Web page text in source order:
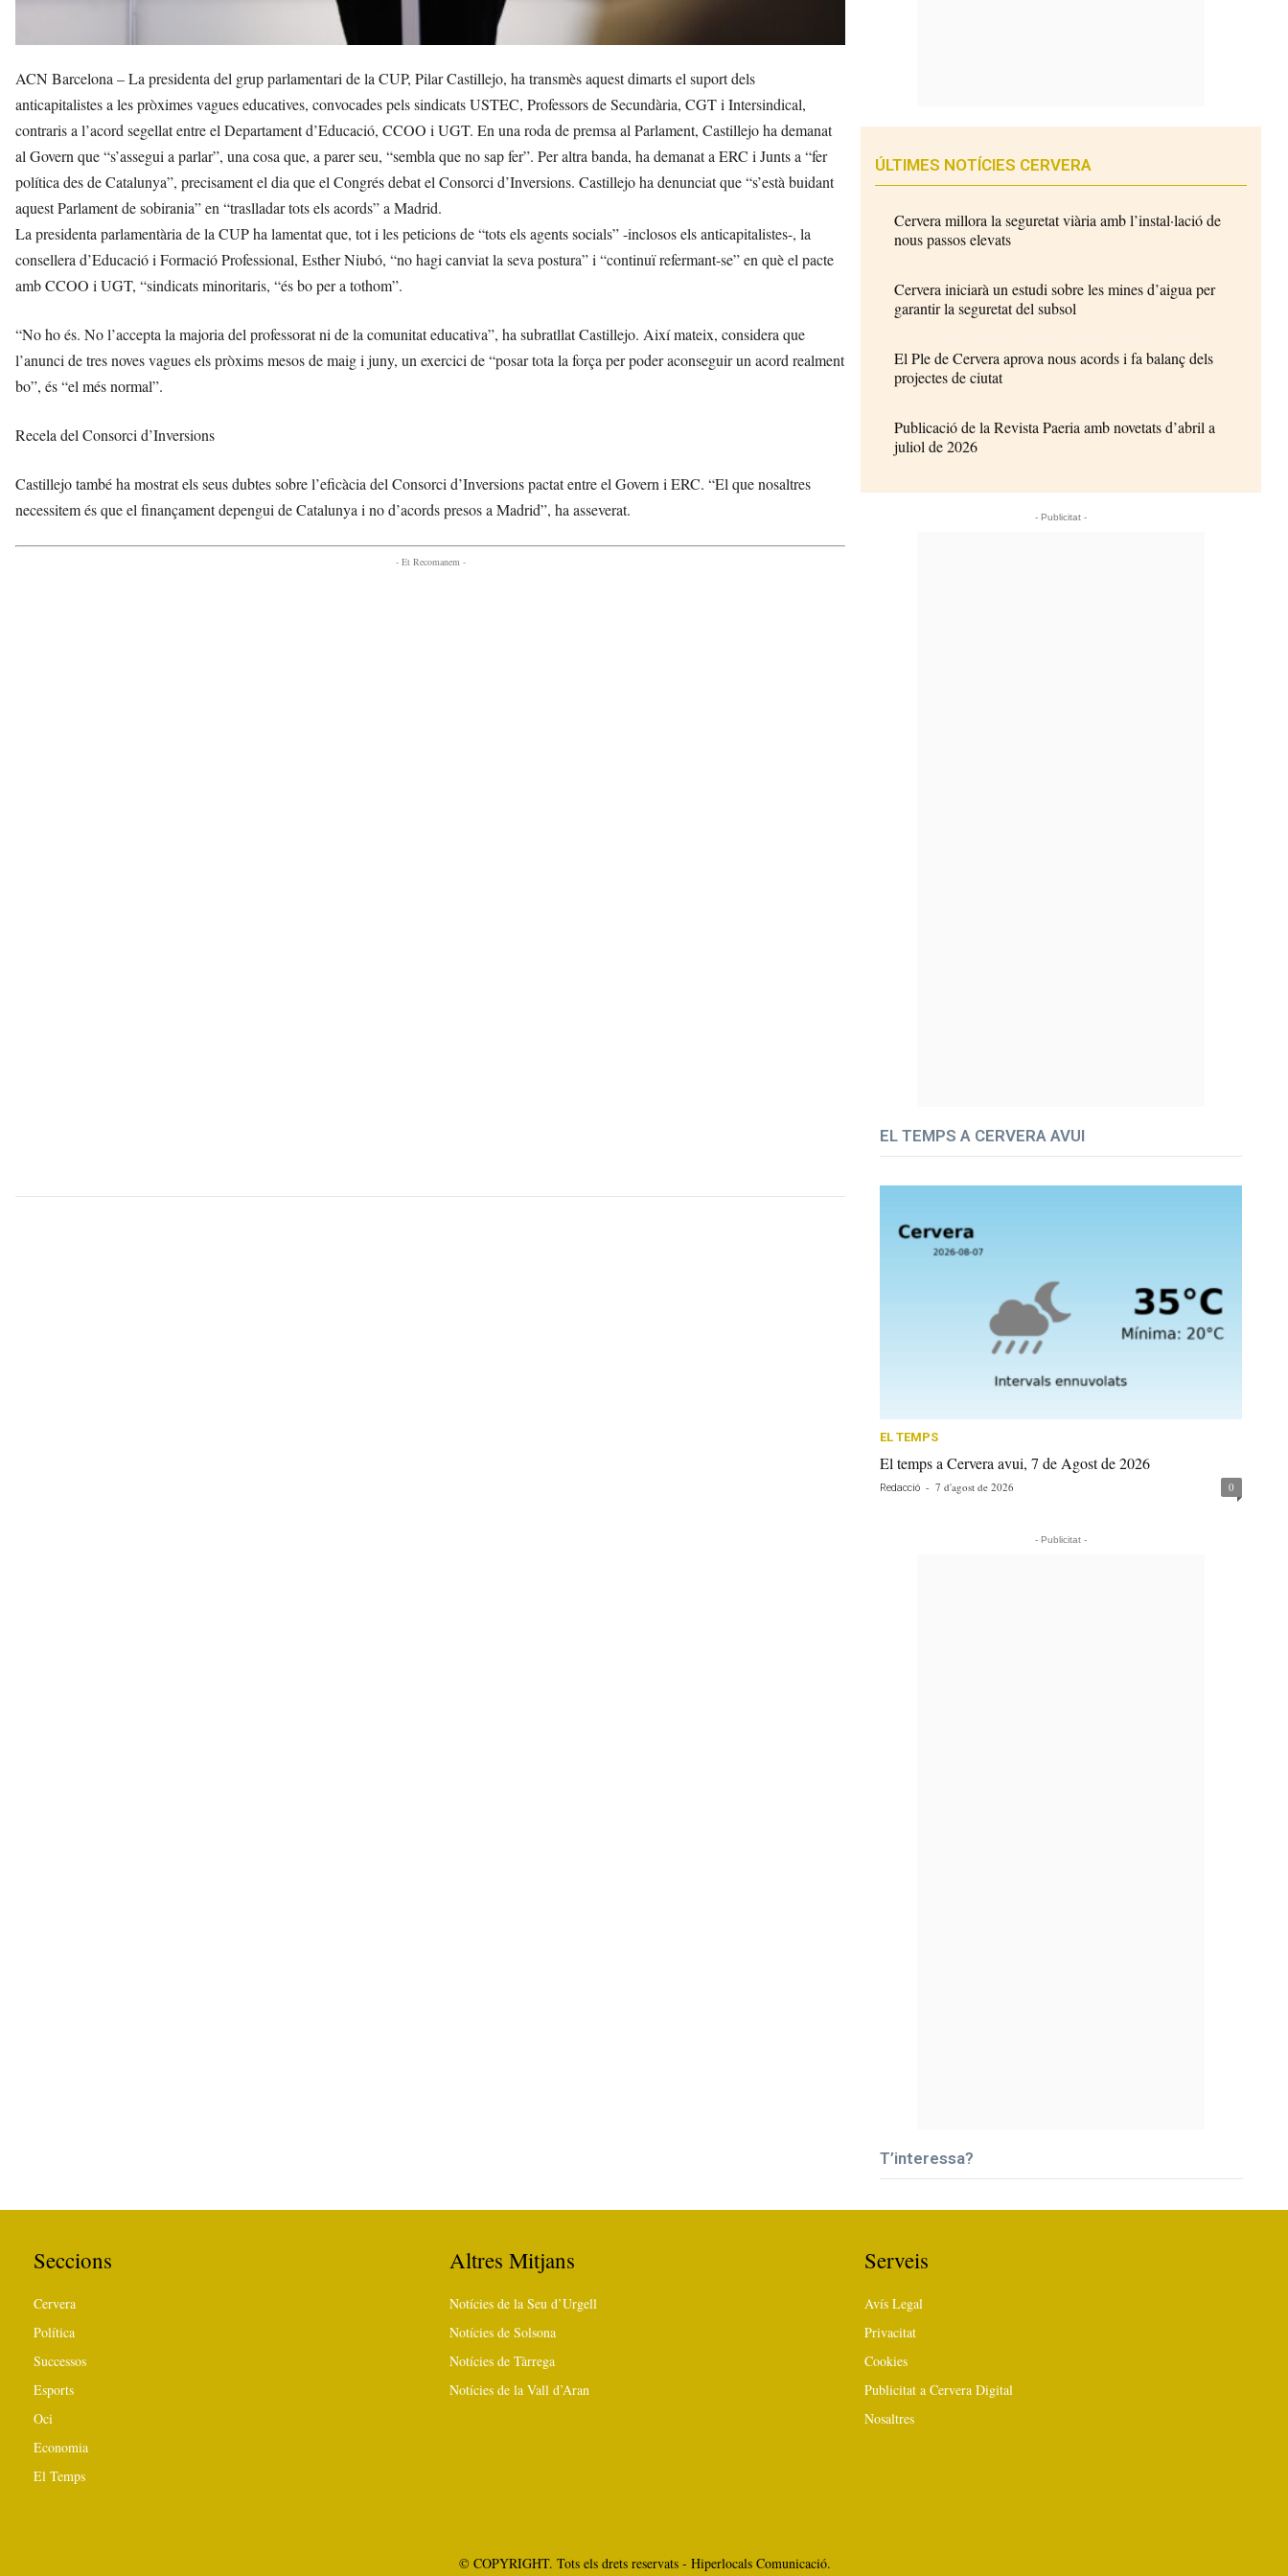
ACN Barcelona – La presidenta del grup parlamentari de la CUP, Pilar Castillejo, ha transmès aquest dimarts el suport dels
anticapitalistes a les pròximes vagues educatives, convocades pels sindicats USTEC, Professors de Secundària, CGT i Intersindical,
contraris a l’acord segellat entre el Departament d’Educació, CCOO i UGT. En una roda de premsa al Parlament, Castillejo ha demanat
al Govern que “s’assegui a parlar”, una cosa que, a parer seu, “sembla que no sap fer”. Per altra banda, ha demanat a ERC i Junts a “fer
política des de Catalunya”, precisament el dia que el Congrés debat el Consorci d’Inversions. Castillejo ha denunciat que “s’està buidant
aquest Parlament de sobirania” en “traslladar tots els acords” a Madrid.
La presidenta parlamentària de la CUP ha lamentat que, tot i les peticions de “tots els agents socials” -inclosos els anticapitalistes-, la
consellera d’Educació i Formació Professional, Esther Niubó, “no hagi canviat la seva postura” i “continuï refermant-se” en què el pacte
amb CCOO i UGT, “sindicats minoritaris, “és bo per a tothom”.
“No ho és. No l’accepta la majoria del professorat ni de la comunitat educativa”, ha subratllat Castillejo. Així mateix, considera que
l’anunci de tres noves vagues els pròxims mesos de maig i juny, un exercici de “posar tota la força per poder aconseguir un acord realment
bo”, és “el més normal”.
Recela del Consorci d’Inversions
Castillejo també ha mostrat els seus dubtes sobre l’eficàcia del Consorci d’Inversions pactat entre el Govern i ERC. “El que nosaltres
necessitem és que el finançament depengui de Catalunya i no d’acords presos a Madrid”, ha asseverat.
- Et Recomanem -
ÚLTIMES NOTÍCIES CERVERA
Cervera millora la seguretat viària amb l’instal·lació de
nous passos elevats
Cervera iniciarà un estudi sobre les mines d’aigua per
garantir la seguretat del subsol
El Ple de Cervera aprova nous acords i fa balanç dels
projectes de ciutat
Publicació de la Revista Paeria amb novetats d’abril a
juliol de 2026
- Publicitat -
EL TEMPS A CERVERA AVUI
EL TEMPS
El temps a Cervera avui, 7 de Agost de 2026
Redacció - 7 d'agost de 2026 0
- Publicitat -
T’interessa?
Seccions
Cervera
Política
Successos
Esports
Oci
Economia
El Temps
Altres Mitjans
Notícies de la Seu d’Urgell
Notícies de Solsona
Notícies de Tàrrega
Notícies de la Vall d’Aran
Serveis
Avís Legal
Privacitat
Cookies
Publicitat a Cervera Digital
Nosaltres
© COPYRIGHT. Tots els drets reservats - Hiperlocals Comunicació.